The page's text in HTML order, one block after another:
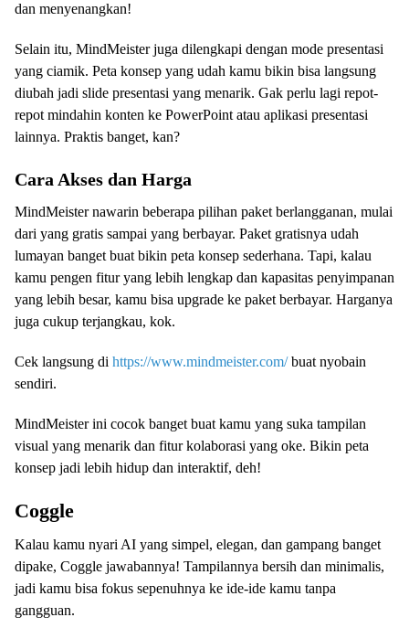
dan menyenangkan!
Selain itu, MindMeister juga dilengkapi dengan mode presentasi
yang ciamik. Peta konsep yang udah kamu bikin bisa langsung
diubah jadi slide presentasi yang menarik. Gak perlu lagi repot-
repot mindahin konten ke PowerPoint atau aplikasi presentasi
lainnya. Praktis banget, kan?
Cara Akses dan Harga
MindMeister nawarin beberapa pilihan paket berlangganan, mulai
dari yang gratis sampai yang berbayar. Paket gratisnya udah
lumayan banget buat bikin peta konsep sederhana. Tapi, kalau
kamu pengen fitur yang lebih lengkap dan kapasitas penyimpanan
yang lebih besar, kamu bisa upgrade ke paket berbayar. Harganya
juga cukup terjangkau, kok.
Cek langsung di https://www.mindmeister.com/buat nyobain
sendiri.
MindMeister ini cocok banget buat kamu yang suka tampilan
visual yang menarik dan fitur kolaborasi yang oke. Bikin peta
konsep jadi lebih hidup dan interaktif, deh!
Coggle
Kalau kamu nyari AI yang simpel, elegan, dan gampang banget
dipake, Coggle jawabannya! Tampilannya bersih dan minimalis,
jadi kamu bisa fokus sepenuhnya ke ide-ide kamu tanpa
gangguan.